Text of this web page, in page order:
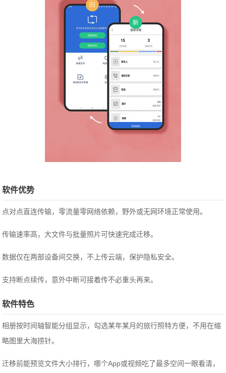
软件优势
点对点直连传输，零流量零网络依赖，野外或无网环境正常使用。
传输速率高，大文件与批量照片可快速完成迁移。
数据仅在两部设备间交换，不上传云端，保护隐私安全。
支持断点续传，意外中断可接着传不必重头再来。
软件特色
相册按时间轴智能分组显示，勾选某年某月的旅行照特方便，不用在缩
略图里大海捞针。
迁移前能预览文件大小排行，哪个App或视频吃了最多空间一眼看清，